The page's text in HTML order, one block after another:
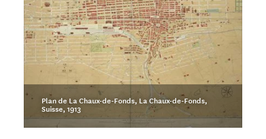
Plan de La Chaux-de-Fonds, La Chaux-de-Fonds,
Suisse, 1913